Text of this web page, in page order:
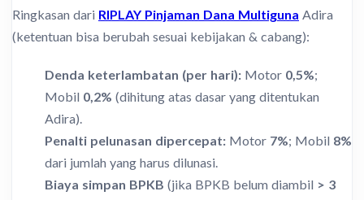
Ringkasan dari RIPLAY Pinjaman Dana Multiguna Adira
(ketentuan bisa berubah sesuai kebijakan & cabang):
Denda keterlambatan (per hari): Motor 0,5%;
Mobil 0,2% (dihitung atas dasar yang ditentukan
Adira).
Penalti pelunasan dipercepat: Motor 7%; Mobil 8%
dari jumlah yang harus dilunasi.
Biaya simpan BPKB (jika BPKB belum diambil > 3